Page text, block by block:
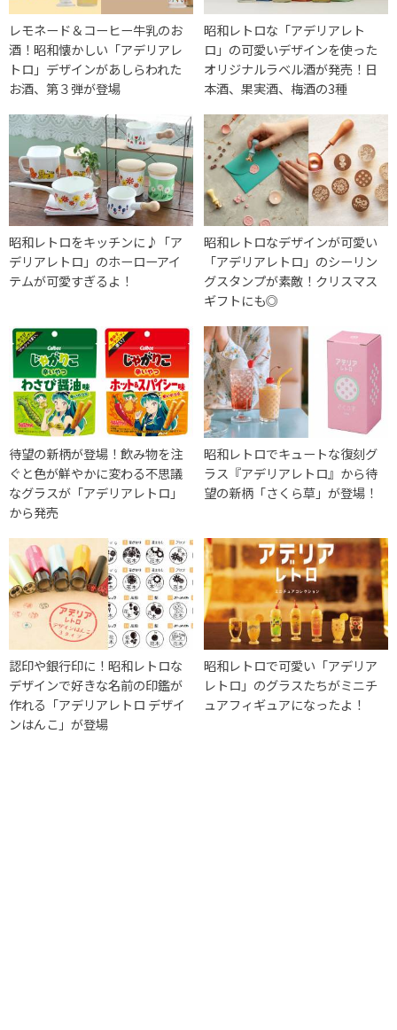
レモネード＆コーヒー牛乳のお
酒！昭和懐かしい「アデリアレ
トロ」デザインがあしらわれた
お酒、第３弾が登場
昭和レトロな「アデリアレト
ロ」の可愛いデザインを使った
オリジナルラベル酒が発売！日
本酒、果実酒、梅酒の3種
昭和レトロをキッチンに♪「ア
デリアレトロ」のホーローアイ
テムが可愛すぎるよ！
昭和レトロなデザインが可愛い
「アデリアレトロ」のシーリン
グスタンプが素敵！クリスマス
ギフトにも◎
待望の新柄が登場！飲み物を注
ぐと色が鮮やかに変わる不思議
なグラスが「アデリアレトロ」
から発売
昭和レトロでキュートな復刻グ
ラス『アデリアレトロ』から待
望の新柄「さくら草」が登場！
認印や銀行印に！昭和レトロな
デザインで好きな名前の印鑑が
作れる「アデリアレトロ デザイ
ンはんこ」が登場
昭和レトロで可愛い「アデリア
レトロ」のグラスたちがミニチ
ュアフィギュアになったよ！